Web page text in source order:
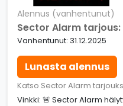
Alennus (vanhentunut)
Sector Alarm tarjous:
Vanhentunut: 31.12.2025
Lunasta alennus
Katso Sector Alarm
Vinkki: 🚨 Sector Alarm